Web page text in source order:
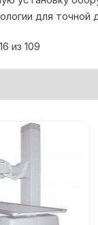
для точной
из 109